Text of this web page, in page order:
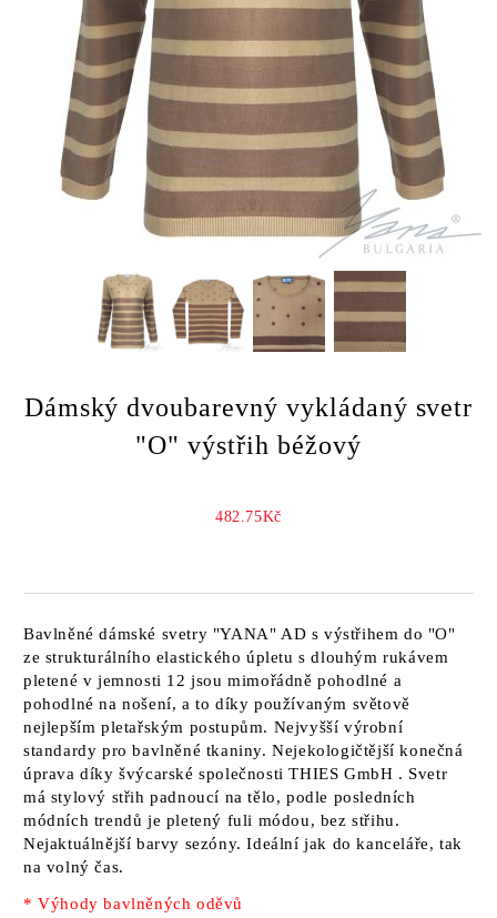
Dámský dvoubarevný vykládaný svetr
"O" výstřih béžový
482.75Kč
Bavlněné dámské svetry "YANA" AD s výstřihem do "O"
ze strukturálního elastického úpletu s dlouhým rukávem
pletené v jemnosti 12 jsou mimořádně pohodlné a
pohodlné na nošení, a to díky používaným světově
nejlepším pletařským postupům. Nejvyšší výrobní
standardy pro bavlněné tkaniny. Nejekologičtější konečná
úprava díky švýcarské společnostiTHIES GmbH . Svetr
má stylový střih padnoucí na tělo, podle posledních
módních trendů je pletený fuli módou, bez střihu.
Nejaktuálnější barvy sezóny. Ideální jak do kanceláře, tak
na volný čas.
* Výhody bavlněných oděvů